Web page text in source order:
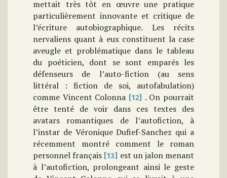
mettait très tôt en œuvre une pratique
particulièrement innovante et critique de
l’écriture autobiographique. Les récits
nervaliens quant à eux constituent la case
aveugle et problématique dans le tableau
du poéticien, dont se sont emparés les
défenseurs de l’auto-fiction (au sens
littéral : fiction de soi, autofabulation)
comme Vincent Colonna [12] . On pourrait
être tenté de voir dans ces textes des
avatars romantiques de l’autofiction, à
l’instar de Véronique Dufief-Sanchez qui a
récemment montré comment le roman
personnel français [13] est un jalon menant
à l’autofiction, prolongeant ainsi le geste